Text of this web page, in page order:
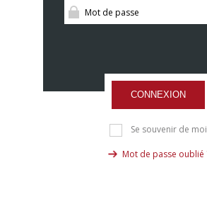
CONNEXION
Se souvenir de moi
Mot de passe oublié